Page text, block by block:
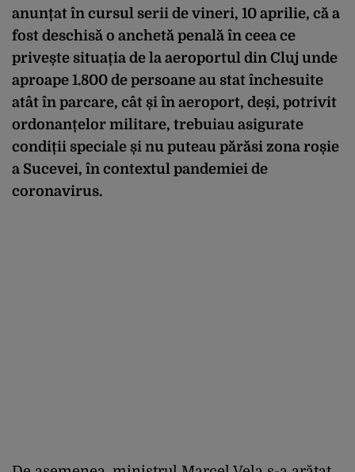
anunțat în cursul serii de vineri, 10 aprilie, că a
fost deschisă o anchetă penală în ceea ce
privește situația de la aeroportul din Cluj unde
aproape 1.800 de persoane au stat închesuite
atât în parcare, cât și în aeroport, deși, potrivit
ordonanțelor militare, trebuiau asigurate
condiții speciale și nu puteau părăsi zona roșie
a Sucevei, în contextul pandemiei de
coronavirus.